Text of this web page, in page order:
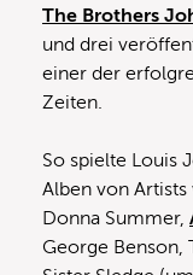
The Brothers
und drei
einer der
Zeiten.
So spielte Louis
Alben von
Donna Summer,
George Benson,